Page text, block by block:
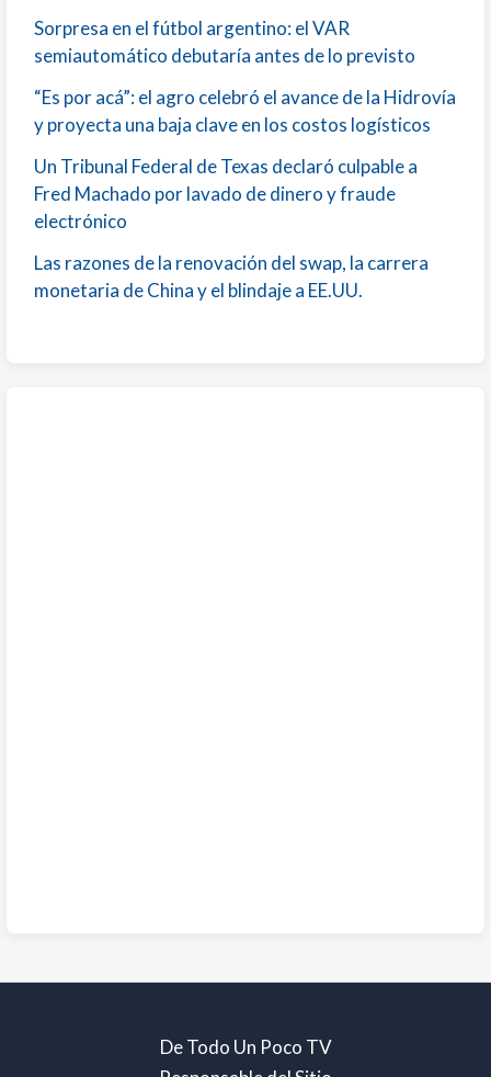
Sorpresa en el fútbol argentino: el VAR
semiautomático debutaría antes de lo previsto
“Es por acá”: el agro celebró el avance de la Hidrovía
y proyecta una baja clave en los costos logísticos
Un Tribunal Federal de Texas declaró culpable a
Fred Machado por lavado de dinero y fraude
electrónico
Las razones de la renovación del swap, la carrera
monetaria de China y el blindaje a EE.UU.
De Todo Un Poco TV